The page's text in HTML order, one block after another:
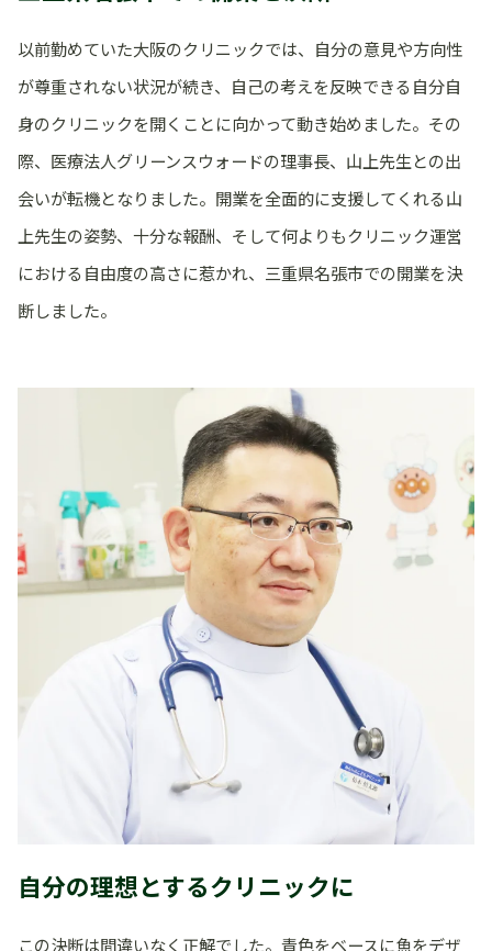
以前勤めていた大阪のクリニックでは、自分の意見や方向性
が尊重されない状況が続き、自己の考えを反映できる自分自
身のクリニックを開くことに向かって動き始めました。その
際、医療法人グリーンスウォードの理事長、山上先生との出
会いが転機となりました。開業を全面的に支援してくれる山
上先生の姿勢、十分な報酬、そして何よりもクリニック運営
における自由度の高さに惹かれ、三重県名張市での開業を決
断しました。
自分の理想とするクリニックに
この決断は間違いなく正解でした。青色をベースに魚をデザ